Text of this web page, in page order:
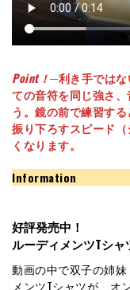
Point！─利き手では
ての音符を同じ強さ
う。鏡の前で練習す
振り下ろすスピード
くなります。
Information
好評発売中！
ルーディメンツTシャ
動画の中で双子の姉妹
メンツTシャツが、オ